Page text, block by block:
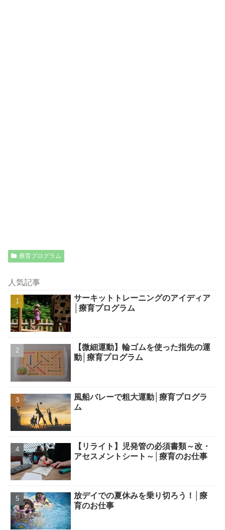
療育プログラム
人気記事
サーキットトレーニングのアイディア
│療育プログラム
【微細運動】輪ゴムを使った指先の運
動│療育プログラム
風船バレーで粗大運動│療育プログラ
ム
【リライト】児発管の必須書類～改・
アセスメントシート～│療育のお仕事
放デイでの夏休みを乗り切ろう！│療
育のお仕事